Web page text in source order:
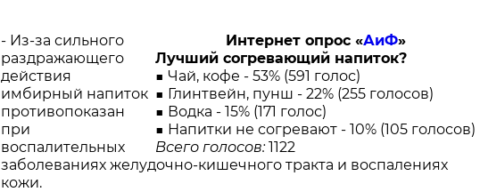
Интернет опрос «АиФ»
Лучший согревающий напиток?
■ Чай, кофе - 53% (591 голос)
■ Глинтвейн, пунш - 22% (255 голосов)
■ Водка - 15% (171 голос)
■ Напитки не согревают - 10% (105 голосов)
Всего голосов:1122
- Из-за сильного
раздражающего
действия
имбирный напиток
противопоказан
при
воспалительных
заболеваниях желудочно-кишечного тракта и воспалениях
кожи.